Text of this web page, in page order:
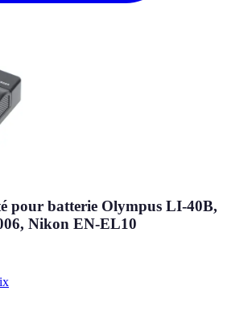
pour batterie Olympus LI-40B,
Nikon EN-EL10